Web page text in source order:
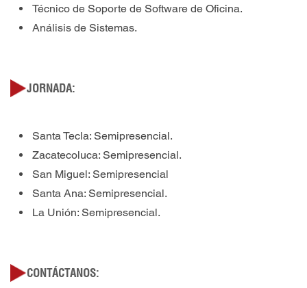
Técnico de Soporte de Software de Oficina.
Análisis de Sistemas.
JORNADA:
Santa Tecla: Semipresencial.
Zacatecoluca: Semipresencial.
San Miguel: Semipresencial
Santa Ana: Semipresencial.
La Unión: Semipresencial.
CONTÁCTANOS: